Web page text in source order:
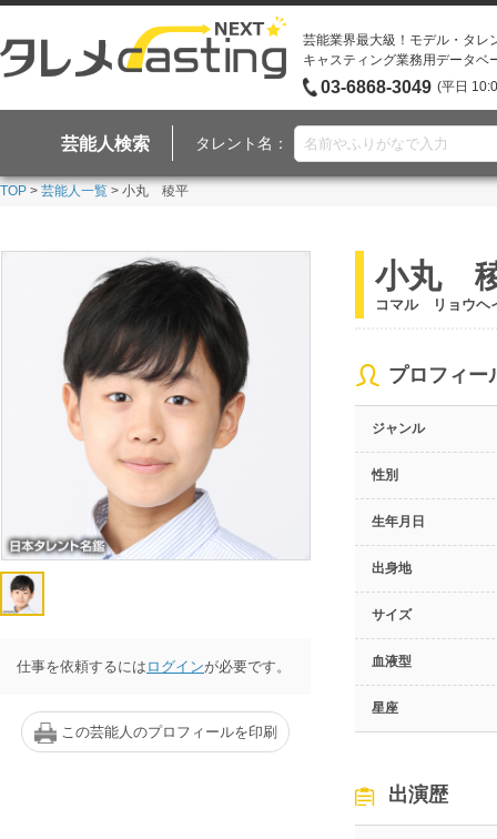
芸能業界最大級！モデル・タレ
キャスティング業務用データベ
03-6868-3049 (平日
芸能人検索 タレント名：
TOP > 芸能人一覧 > 小丸 稜平
仕事を依頼するには ログインが必要です。
この芸能人のプロフィールを印刷
小丸
コマル リョウヘ
プロフィー
ジャンル
性別
生年月日
出身地
サイズ
血液型
星座
出演歴